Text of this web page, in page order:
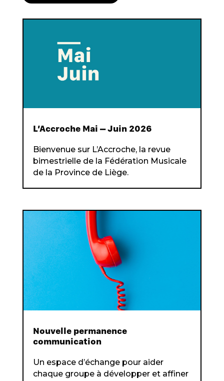
L’Accroche Mai – Juin 2026
Bienvenue sur L’Accroche, la revue
bimestrielle de la Fédération Musicale
de la Province de Liège.
Nouvelle permanence
communication
Un espace d’échange pour aider
chaque groupe à développer et affiner